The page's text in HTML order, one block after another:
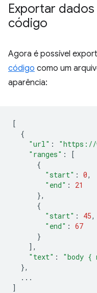
Exportar
código
Agora é possível
código como um
aparência:
[
{
"url" : "https://
"ranges" :
[
{
"start" : 0,
"end" :
21
},
{
"start" : 45,
"end" : 67
}
],
"text" :
"body {
},
...
]